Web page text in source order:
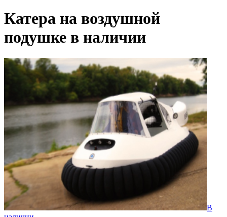
Катера на воздушной
подушке в наличии
В